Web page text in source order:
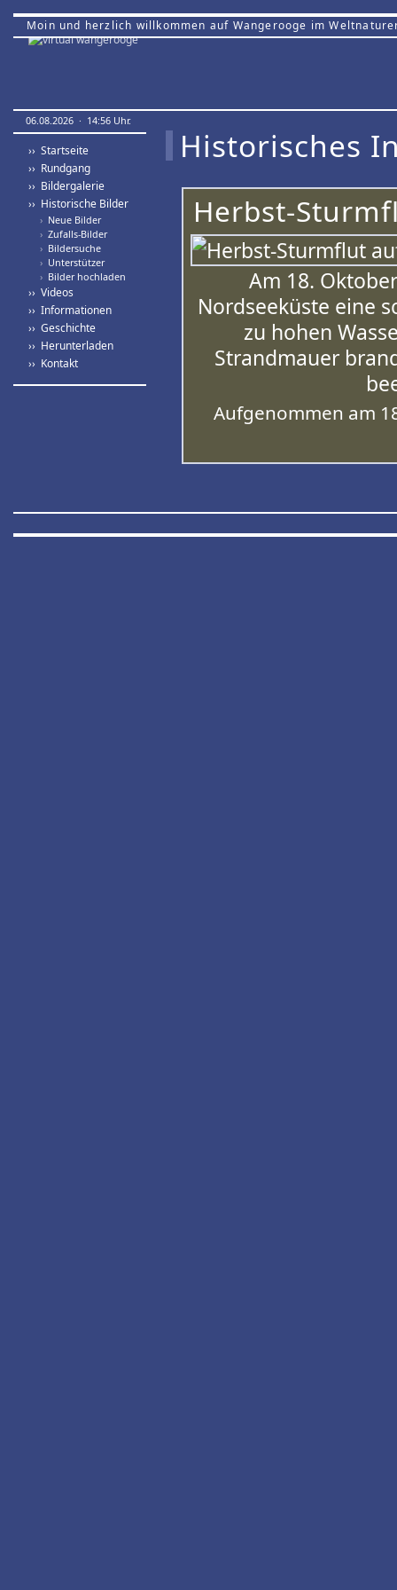
Moin und herzlich willkommen auf Wangerooge im
06.08.2026 · 14:56 Uhr.
›› Startseite
›› Rundgang
›› Bildergalerie
›› Historische Bilder
› Neue Bilder
› Zufalls-Bilder
› Bildersuche
› Unterstützer
› Bilder hochladen
›› Videos
›› Informationen
›› Geschichte
›› Herunterladen
›› Kontakt
Historisches
Herbst-
Am 18.
Nordseeküste eine
zu hohen
Strandmauer
Aufgenommen am